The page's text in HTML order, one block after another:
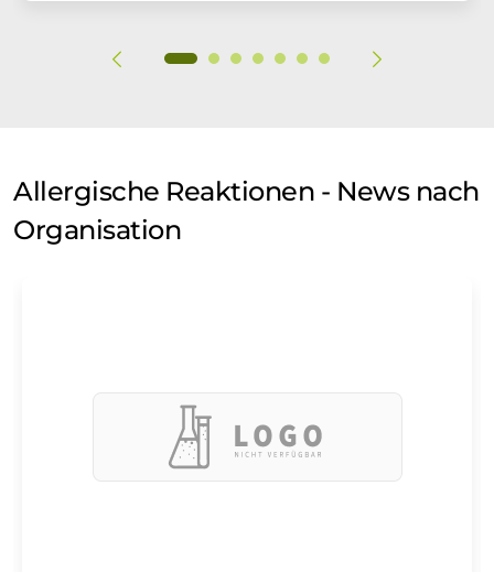
Allergische Reaktionen - News nach
Organisation